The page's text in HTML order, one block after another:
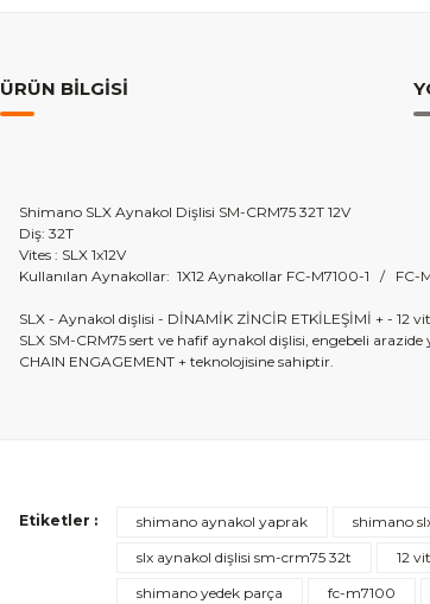
ÜRÜN BILGISI
Shimano SLX Aynakol Dişlisi SM-CRM75 32T 12V
Diş: 32T
Vites : SLX 1x12V
Kullanılan Aynakollar: 1X12 Aynakollar FC-M7100-1 / FC-
SLX - Aynakol dişlisi - DİNAMİK ZİNCİR ETKİLEŞİMİ + - 12
SLX SM-CRM75 sert ve hafif aynakol dişlisi, engebeli
CHAIN ​​ENGAGEMENT + teknolojisine sahiptir.
Etiketler : shimano aynakol yaprak shimano
slx aynakol dişlisi sm-crm75 32t
12
shimano yedek parça
fc-m7100